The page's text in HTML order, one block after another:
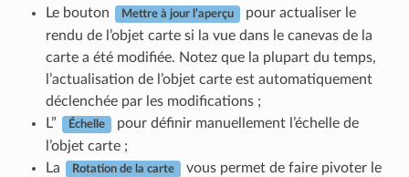
Le bouton Mettre à jour l’aperçu
pour actualiser le
rendu de l’objet carte si la vue dans le canevas de la
carte a été modifiée. Notez que la plupart du temps,
l’actualisation de l’objet carte est automatiquement
déclenchée par les modifications ;
L”
Échelle
pour définir manuellement l’échelle de
l’objet carte ;
La
Rotation de la carte
vous permet de faire pivoter le